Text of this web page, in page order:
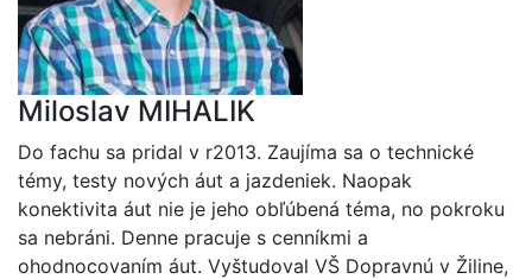
Miloslav MIHALIK
Do fachu sa pridal v r2013. Zaujíma sa o technické
témy, testy nových áut a jazdeniek. Naopak
konektivita áut nie je jeho obľúbená téma, no pokroku
sa nebráni. Denne pracuje s cenníkmi a
ohodnocovaním áut. Vyštudoval VŠ Dopravnú v Žiline,